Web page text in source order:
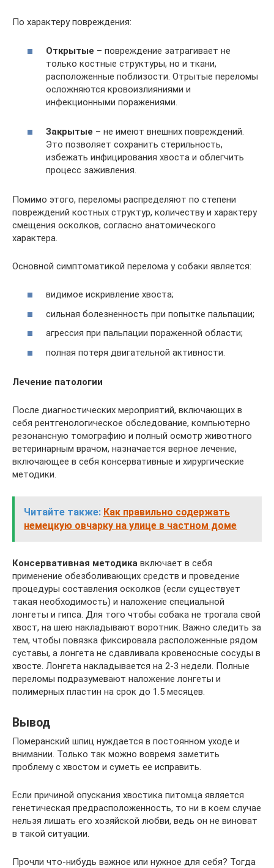
По характеру повреждения:
Открытые – повреждение затрагивает не
только костные структуры, но и ткани,
расположенные поблизости. Отрытые переломы
осложняются кровоизлияниями и
инфекционными поражениями.
Закрытые – не имеют внешних повреждений.
Это позволяет сохранить стерильность,
избежать инфицирования хвоста и облегчить
процесс заживления.
Помимо этого, переломы распределяют по степени
повреждений костных структур, количеству и характеру
смещения осколков, согласно анатомического
характера.
Основной симптоматикой перелома у собаки является:
видимое искривление хвоста;
сильная болезненность при попытке пальпации;
агрессия при пальпации пораженной области;
полная потеря двигательной активности.
Лечение патологии
После диагностических мероприятий, включающих в
себя рентгенологическое обследование, компьютерно
резонансную томографию и полный осмотр животного
ветеринарным врачом, назначается верное лечение,
включающее в себя консервативные и хирургические
методики.
Читайте также: Как правильно содержать
немецкую овчарку на улице в частном доме
Консервативная методика включает в себя
применение обезболивающих средств и проведение
процедуры составления осколков (если существует
такая необходимость) и наложение специальной
лонгеты и гипса. Для того чтобы собака не трогала свой
хвост, на шею накладывают воротник. Важно следить за
тем, чтобы повязка фиксировала расположенные рядом
суставы, а лонгета не сдавливала кровеносные сосуды в
хвосте. Лонгета накладывается на 2-3 недели. Полные
переломы подразумевают наложение лонгеты и
полимерных пластин на срок до 1.5 месяцев.
Вывод
Померанский шпиц нуждается в постоянном уходе и
внимании. Только так можно вовремя заметить
проблему с хвостом и суметь ее исправить.
Если причиной опускания хвостика питомца является
генетическая предрасположенность, то ни в коем случае
нельзя лишать его хозяйской любви, ведь он не виноват
в такой ситуации.
Прочли что-нибудь важное или нужное для себя? Тогда